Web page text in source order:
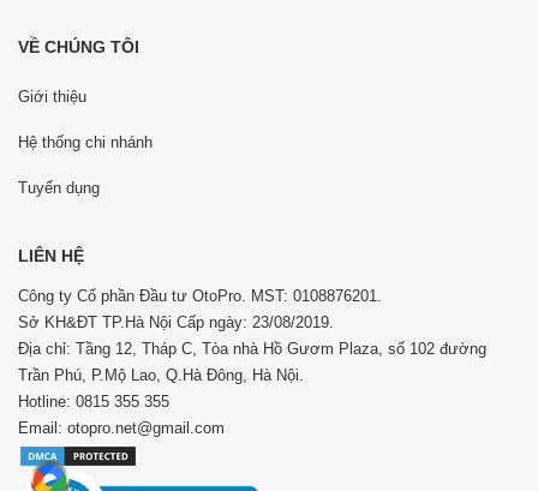
VỀ CHÚNG TÔI
Giới thiệu
Hệ thống chi nhánh
Tuyển dụng
LIÊN HỆ
Công ty Cổ phần Đầu tư OtoPro. MST: 0108876201.
Sở KH&ĐT TP.Hà Nội Cấp ngày: 23/08/2019.
Địa chỉ: Tầng 12, Tháp C, Tòa nhà Hồ Gươm Plaza, số 102 đường
Trần Phú, P.Mộ Lao, Q.Hà Đông, Hà Nội.
Hotline: 0815 355 355
Email: otopro.net@gmail.com